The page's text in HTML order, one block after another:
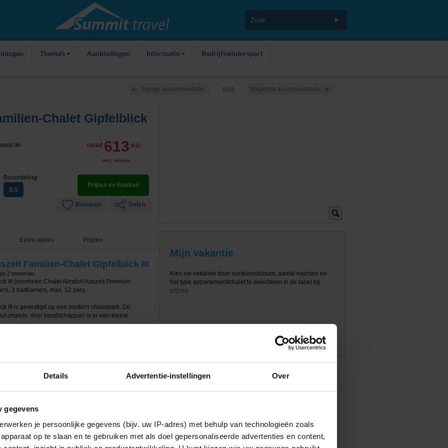
Details Advertentie-instellingen Over
gegevens
je persoonlijke gegevens (bijv. uw IP-adres) met behulp van technologieën zoals
op te slaan en te gebruiken met als doel gepersonaliseerde advertenties en content,
Thema's Aanbiedingen Informatie Bedrijfswintersport
5/14
Chalet Gipfelblick
de
vanaf 613 p.p.
incl. skipas
Prijzen en Boeken
Bewaren Delen
Beoordeling:
8,5
Extra opties Prijzen
Familien-Chalet Gipfelblick III
2stemmen.
III (voorheen Chalet Almdorf Auszeit Premium
3 badkamers, max. 12 pers.
III is gevestigd op een modern chaletpark. Dit
chalets. Voor boodschappen is er een kleine
500 meter en de skilift ligt op 100 meter afstand. Voor
Schladming gaan wat op ca. 5 kilometer afstand ligt.
terras en een skiberging met
grote eettafel, open haard, een tv en een
(Cremesso & filter), broodrooster en een
Mijn vakantie
Kies uw vakantie door aankomstdatum, aantal nachten en
het type appartement/chalet te selecteren in de tabel bij
prijzen